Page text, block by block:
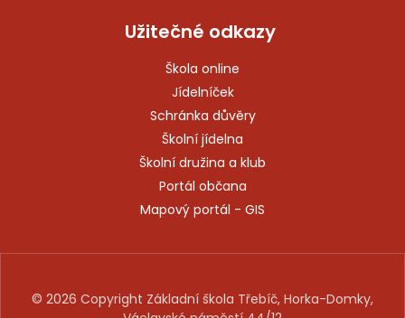
Užitečné odkazy
Škola online
Jídelníček
Schránka důvěry
Školní jídelna
Školní družina a klub
Portál občana
Mapový portál - GIS
© 2026 Copyright Základní škola Třebíč, Horka-Domky,